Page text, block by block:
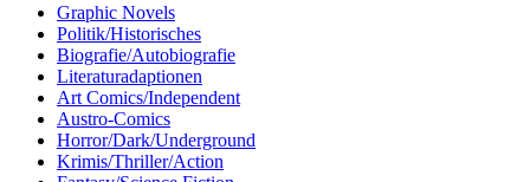
Graphic Novels
Politik/Historisches
Biografie/Autobiografie
Literaturadaptionen
Art Comics/Independent
Austro-Comics
Horror/Dark/Underground
Krimis/Thriller/Action